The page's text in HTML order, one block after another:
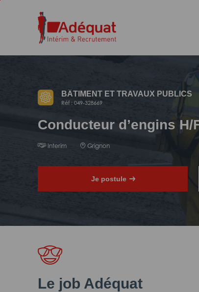
navigation
BÂTIMENT ET TRAVAUX PUBLICS
Réf : 049-328669
Conducteur d’engins H/
Interim Grignon
Je postule
Le job Adéquat